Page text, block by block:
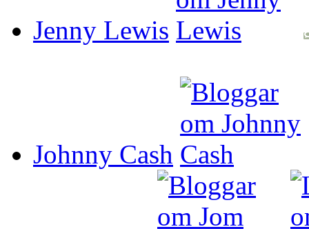
Jenny Lewis
Johnny Cash